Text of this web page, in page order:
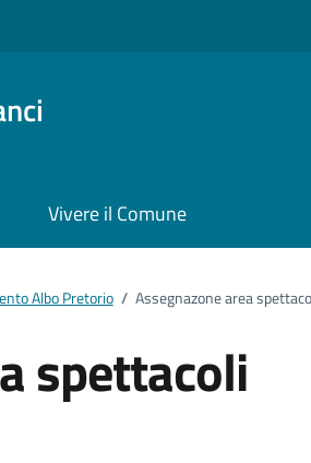
Vivere il Comune
Albo Pretorio / Assegnazone area
spettacoli